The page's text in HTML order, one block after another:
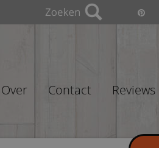
Over Contact Reviews